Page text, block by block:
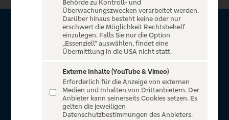
Über VR Entertain
für alle Kunden der Volksbanken Raiffeisenbanken. Auf
unserem einzigartigen Portal finden Sie Tickets für
atemberaubende Konzerte, Musicals und Shows, die
Fußball-Bundesliga sowie die Champions League und die
Behörde zu Kontroll- und
Überwachungszwecken verarbeitet werden.
Darüber hinaus besteht keine oder nur
erschwert die Möglichkeit Rechtsbehelf
einzulegen. Falls Sie nur die Option
„Essenziell“ auswählen, findet eine
Übermittlung in die USA nicht statt.
Externe Inhalte (YouTube & Vimeo)
Erforderlich für die Anzeige von externen
Medien und Inhalten von Drittanbietern. Der
Anbieter kann seinerseits Cookies setzen. Es
gelten die jeweiligen
Datenschutzbestimmungen des Anbieters.